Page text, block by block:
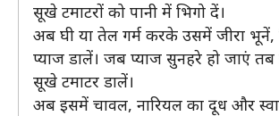
सूखे टमाटरों को पानी में भिगो दें।
अब घी या तेल गर्म करके उसमें जीरा
प्याज डालें। जब प्याज सुनहरे हो जाएं
सूखे टमाटर डालें।
अब इसमें चावल, नारियल का दूध और